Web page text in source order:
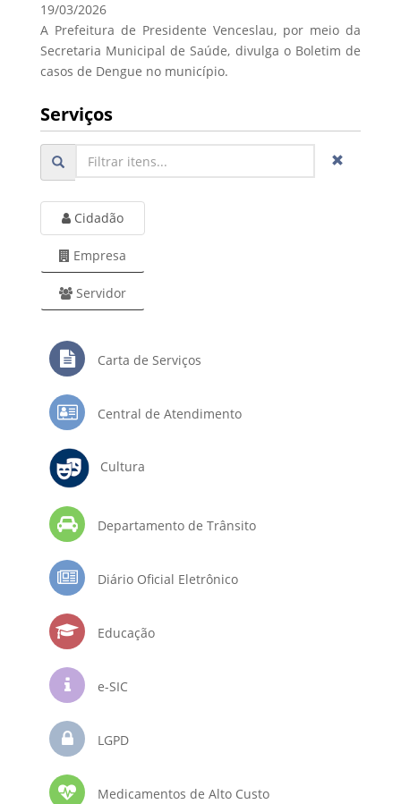
19/03/2026
A Prefeitura de Presidente Venceslau, por meio da
Secretaria Municipal de Saúde, divulga o Boletim de
casos de Dengue no município.
Serviços
Cidadão
Empresa
Servidor
Carta de Serviços
Central de Atendimento
Cultura
Departamento de Trânsito
Diário Oficial Eletrônico
Educação
e-SIC
LGPD
Medicamentos de Alto Custo